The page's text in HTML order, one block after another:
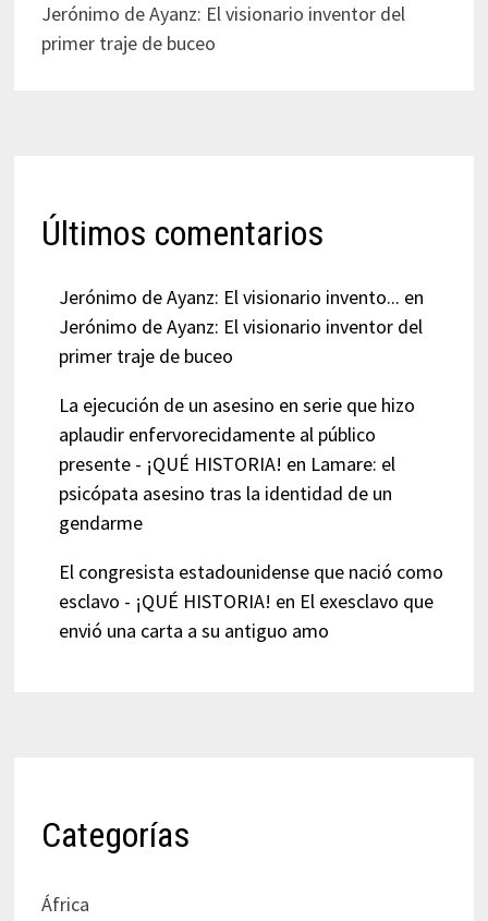
Jerónimo de Ayanz: El visionario inventor del
primer traje de buceo
Últimos comentarios
Jerónimo de Ayanz: El visionario invento... en
Jerónimo de Ayanz: El visionario inventor del
primer traje de buceo
La ejecución de un asesino en serie que hizo
aplaudir enfervorecidamente al público
presente - ¡QUÉ HISTORIA! en Lamare: el
psicópata asesino tras la identidad de un
gendarme
El congresista estadounidense que nació como
esclavo - ¡QUÉ HISTORIA! en El exesclavo que
envió una carta a su antiguo amo
Categorías
África